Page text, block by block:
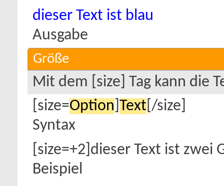
dieser Text ist blau
Ausgabe
Größe
Mit dem [size] Tag kann die
[size=Option Text [/size]
Syntax
[size=+2]dieser Text ist
Beispiel